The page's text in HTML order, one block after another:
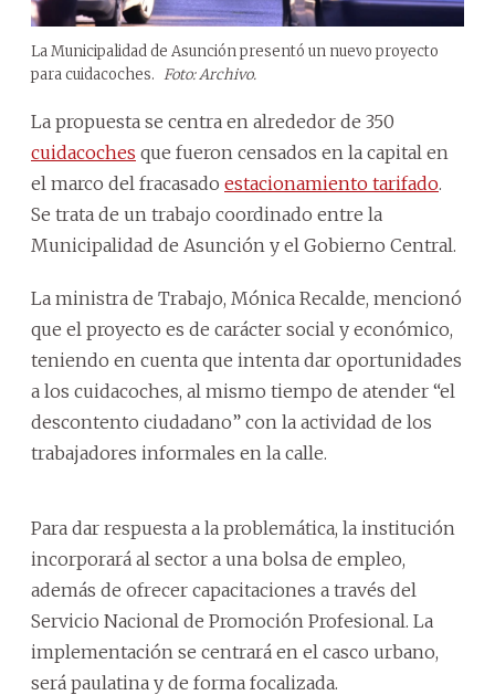
La Municipalidad de Asunción presentó un nuevo proyecto
para cuidacoches. Foto: Archivo.
La propuesta se centra en alrededor de 350
cuidacoches que fueron censados en la capital en
el marco del fracasado estacionamiento tarifado.
Se trata de un trabajo coordinado entre la
Municipalidad de Asunción y el Gobierno Central.
La ministra de Trabajo, Mónica Recalde, mencionó
que el proyecto es de carácter social y económico,
teniendo en cuenta que intenta dar oportunidades
a los cuidacoches, al mismo tiempo de atender “el
descontento ciudadano” con la actividad de los
trabajadores informales en la calle.
Para dar respuesta a la problemática, la institución
incorporará al sector a una bolsa de empleo,
además de ofrecer capacitaciones a través del
Servicio Nacional de Promoción Profesional. La
implementación se centrará en el casco urbano,
será paulatina y de forma focalizada.